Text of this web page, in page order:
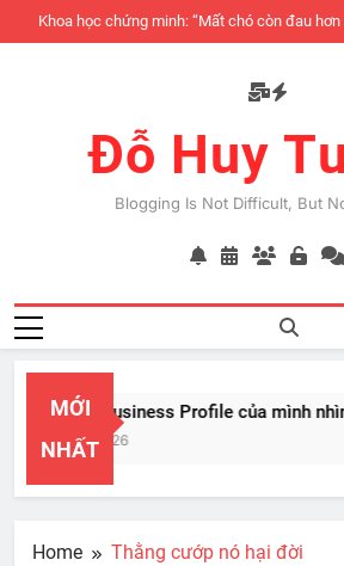
to
Khoa học chứng minh: “Mất chó còn đau hơn
Đỗ Huy
Blogging Is Not Difficult, But
MỚI
NHẤT
PayPal Business Profile của mình
Feb 22, 2026
Home Thằng cướp nó hại đời